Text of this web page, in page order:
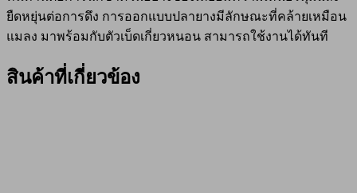
ยืดหยุ่นต่อการดึง การออกแบบปลายางมีลักษณะที่คล้ายเหมือน
แมลง มาพร้อมกับตัวเบ็ดเกี่ยวหนอน สามารถใช้งานได้ทันที
สินค้าที่เกี่ยวข้อง